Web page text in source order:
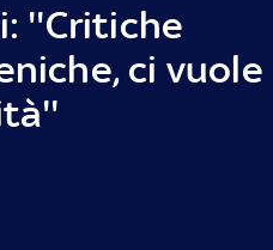
''Critiche
ci vuole